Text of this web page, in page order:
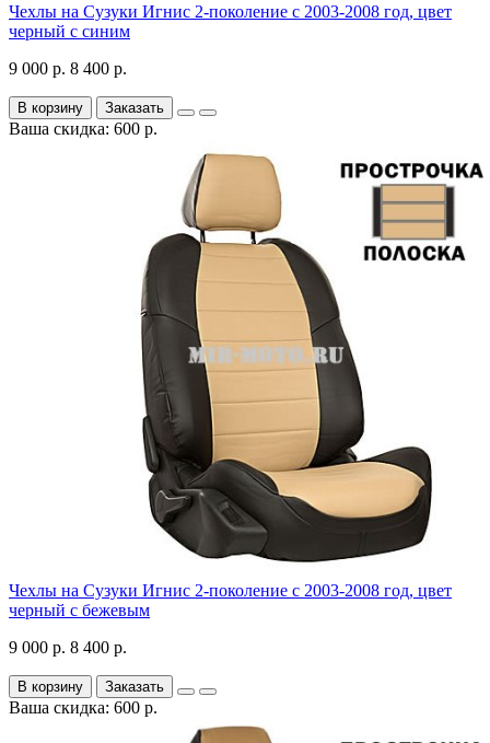
Чехлы на Сузуки Игнис 2-поколение с 2003-2008 год, цвет
черный с синим
9 000 р. 8 400 р.
В корзину Заказать
Ваша скидка: 600 р.
Чехлы на Сузуки Игнис 2-поколение с 2003-2008 год, цвет
черный с бежевым
9 000 р. 8 400 р.
В корзину Заказать
Ваша скидка: 600 р.